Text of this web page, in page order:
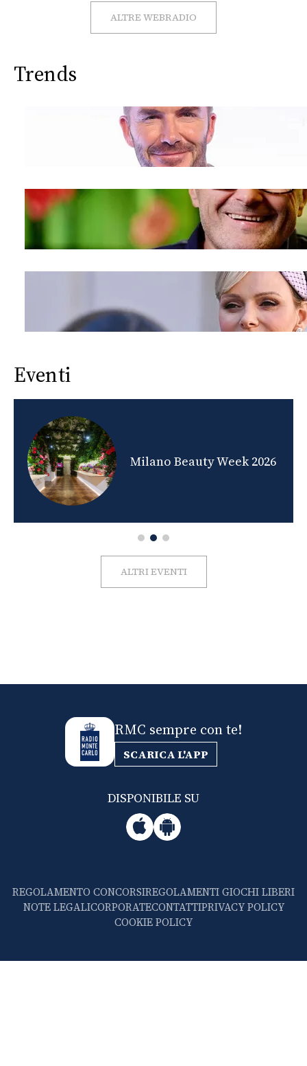
CONSIGLIA
ALTRE WEBRADIO
Trends
Eventi
Milano Beauty Week 2026
ALTRI EVENTI
RMC sempre con te!
SCARICA L'APP
DISPONIBILE SU
REGOLAMENTO CONCORSIREGOLAMENTI GIOCHI LIBERI
NOTE LEGALICORPORATECONTATTIPRIVACY POLICY
COOKIE POLICY